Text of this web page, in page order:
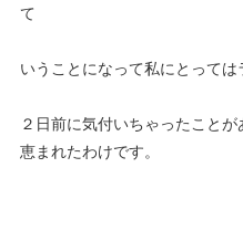
て
いうことになって私にとって
２日前に気付いちゃったこと
恵まれたわけです。